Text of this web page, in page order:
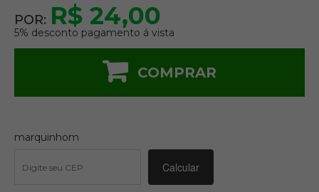
POR: R$ 24,00
5% desconto pagamento á vista
COMPRAR
marquinhom